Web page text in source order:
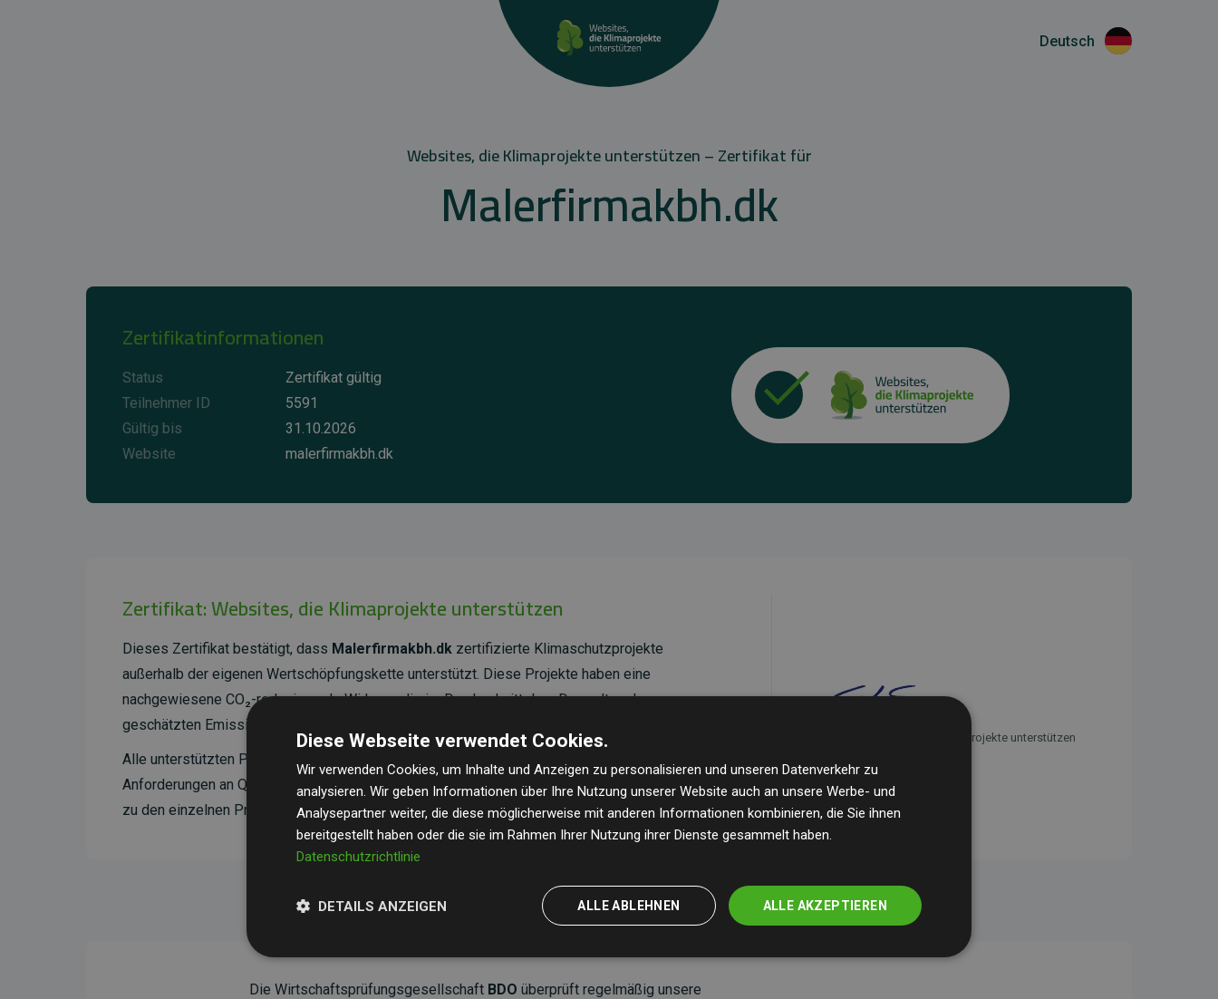
Deutsch
Websites, die Klimaprojekte unterstützen – Zertifikat für
Malerfirmakbh.dk
Zertifikatinformationen
Status
Zertifikat gültig
Teilnehmer ID
5591
Gültig bis
31.10.2026
Website
malerfirmakbh.dk
Zertifikat: Websites, die Klimaprojekte unterstützen
Dieses Zertifikat bestätigt, dass Malerfirmakbh.dk zertifizierte Klimaschutzprojekte
außerhalb der eigenen Wertschöpfungskette unterstützt. Diese Projekte haben eine
nachgewiesene CO₂-reduzierende Wirkung, die im Durchschnitt dem Doppelten der
geschätzten Emissionen der Website entspricht.
Alle unterstützten Projekte werden durch
Anforderungen an Qualität, tatsächliche Klimawirkung und Transparenz. Weitere Informationen
zu den einzelnen Projekten findenSie hier.
Initiative Websites, die Klimaprojekte unterstützen
Die Wirtschaftsprüfungsgesellschaft BDO überprüft regelmäßig unsere
Diese Webseite verwendet Cookies.
Wir verwenden Cookies, um Inhalte und Anzeigen zu personalisieren und unseren Datenverkehr zu
analysieren. Wir geben Informationen über Ihre Nutzung unserer Website auch an unsere Werbe- und
Analysepartner weiter, die diese möglicherweise mit anderen Informationen kombinieren, die Sie ihnen
bereitgestellt haben oder die sie im Rahmen Ihrer Nutzung ihrer Dienste gesammelt haben.
Datenschutzrichtlinie
ALLE AKZEPTIEREN
ALLE ABLEHNEN
DETAILS ANZEIGEN